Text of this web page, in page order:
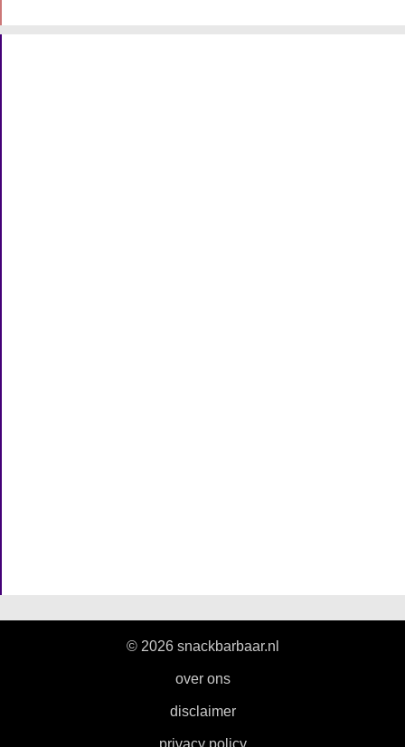
© 2026 snackbarbaar.nl
over ons
disclaimer
privacy policy